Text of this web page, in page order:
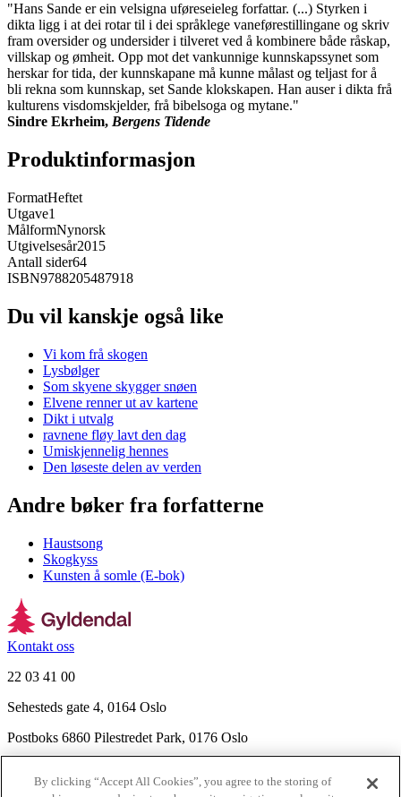
"Hans Sande er ein velsigna uføreseieleg forfattar. (...) Styrken i
dikta ligg i at dei rotar til i dei språklege vaneførestillingane og skriv
fram oversider og undersider i tilveret ved å kombinere både råskap,
villskap og ømheit. Opp mot det vankunnige kunnskapssynet som
herskar for tida, der kunnskapane må kunne målast og teljast for å
bli rekna som kunnskap, set Sande klokskapen. Han auser i dikta frå
kulturens visdomskjelder, frå bibelsoga og mytane."
Sindre Ekrheim, Bergens Tidende
Produktinformasjon
FormatHeftet
Utgave1
MålformNynorsk
Utgivelsesår2015
Antall sider64
ISBN9788205487918
Du vil kanskje også like
Vi kom frå skogen
Lysbølger
Som skyene skygger snøen
Elvene renner ut av kartene
Dikt i utvalg
ravnene fløy lavt den dag
Umiskjennelig hennes
Den løseste delen av verden
Andre bøker fra forfatterne
Haustsong
Skogkyss
Kunsten å somle (E-bok)
Kontakt oss
22 03 41 00
Sehesteds gate 4, 0164 Oslo
Postboks 6860 Pilestredet Park, 0176 Oslo
By clicking “Accept All Cookies”, you agree to the storing of